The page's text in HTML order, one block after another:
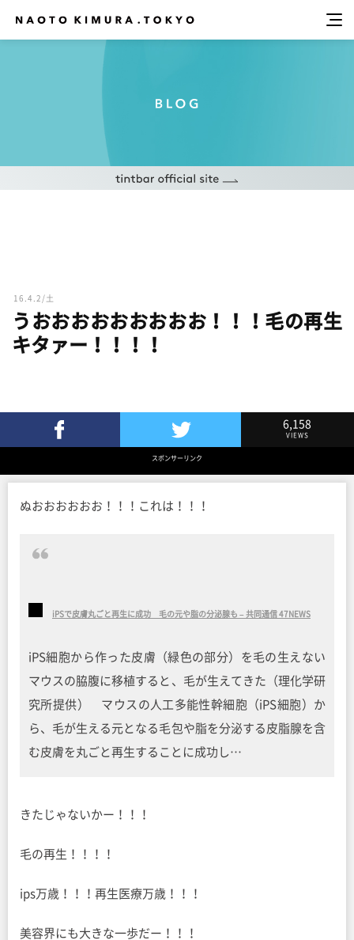
16.4.2/土
うおおおおおおおおお！！！毛の再生
キタァー！！！！
Twitterでツイート
6,158
VIEWS
スポンサーリンク
ぬおおおおおお！！！これは！！！
iPSで皮膚丸ごと再生に成功 毛の元や脂の分泌腺も – 共同通信 47NEWS
iPS細胞から作った皮膚（緑色の部分）を毛の生えない
マウスの脇腹に移植すると、毛が生えてきた（理化学研
究所提供） マウスの人工多能性幹細胞（iPS細胞）か
ら、毛が生える元となる毛包や脂を分泌する皮脂腺を含
む皮膚を丸ごと再生することに成功し…
きたじゃないかー！！！
毛の再生！！！！
ips万歳！！！再生医療万歳！！！
美容界にも大きな一歩だー！！！